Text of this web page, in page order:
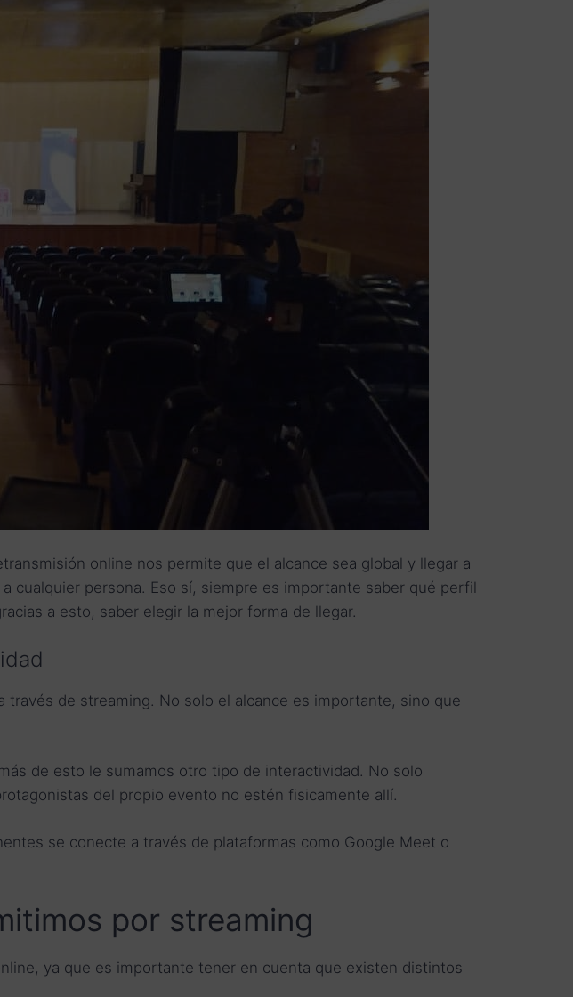
online nos permite que el alcance sea global y llegar a
cualquier persona. Eso sí, siempre es importante saber qué perfil
a esto, saber elegir la mejor forma de llegar.
de streaming. No solo el alcance es importante, sino que
de esto le sumamos otro tipo de interactividad. No solo
del propio evento no estén fisicamente allí.
se conecte a través de plataformas como Google Meet o
por streaming
ya que es importante tener en cuenta que existen distintos